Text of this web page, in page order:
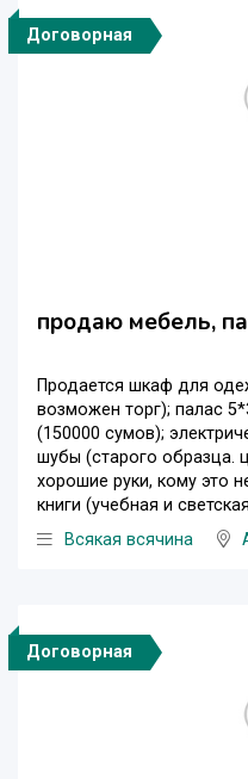
Договорная
продаю мебель,
Продается шкаф для
возможен торг); палас
(150000 сумов);
шубы (старого образца.
хорошие руки, кому это
книги (учебная и
Всякая всячина
Договорная